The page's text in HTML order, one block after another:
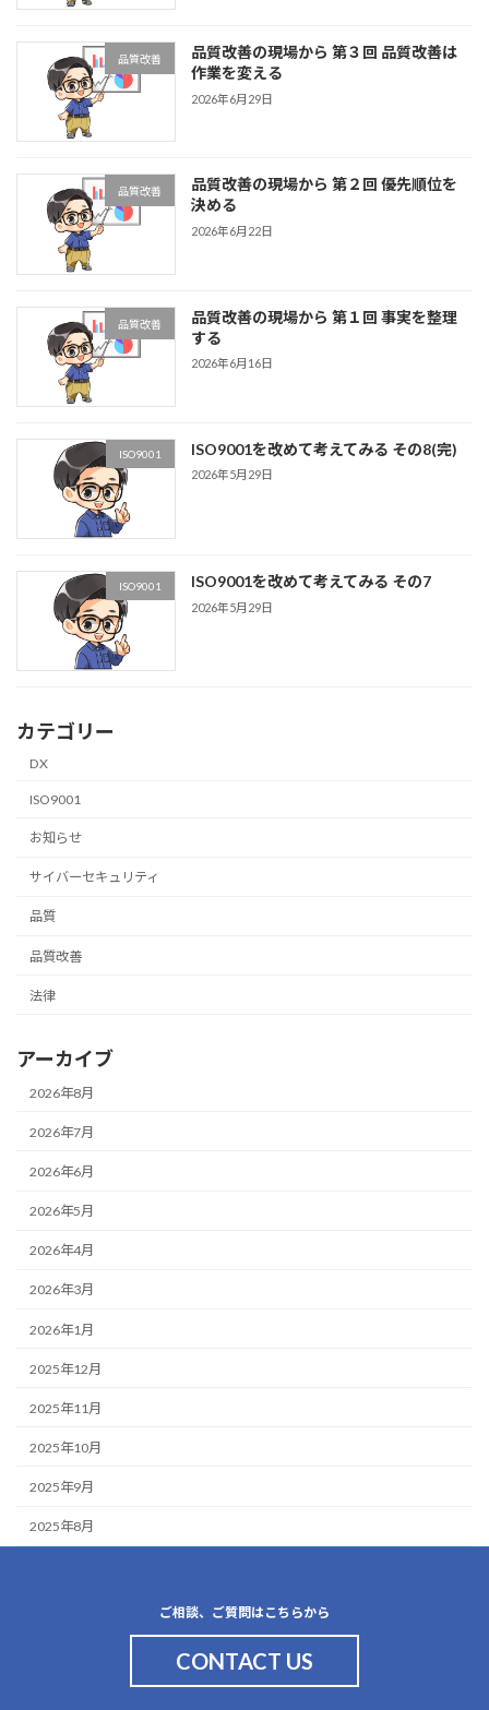
品質改善
品質改善の現場から 第３回 品質改善は
作業を変える
2026年6月29日
品質改善
品質改善の現場から 第２回 優先順位を
決める
2026年6月22日
品質改善
品質改善の現場から 第１回 事実を整理
する
2026年6月16日
ISO9001 ISO9001を改めて考えてみる その8(完)
2026年5月29日
ISO9001 ISO9001を改めて考えてみる その7
2026年5月29日
カテゴリー
DX
ISO9001
お知らせ
サイバーセキュリティ
品質
品質改善
法律
アーカイブ
2026年8月
2026年7月
2026年6月
2026年5月
2026年4月
2026年3月
2026年1月
2025年12月
2025年11月
2025年10月
2025年9月
2025年8月
ご相談、ご質問はこちらから
CONTACT US